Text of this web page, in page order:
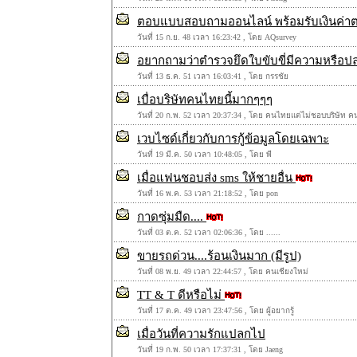
ตอบแบบสอบถามออนไลน์ พร้อมรับเงินค่า
วันที่ 15 ก.ย. 48 เวลา 16:23:42 , โดย AQsurvey
อยากถามว่าตำรวจยึดใบขับขี่มีความหรือป
วันที่ 13 ธ.ค. 51 เวลา 16:03:41 , โดย กรรชัย
เบื่อบริษัทคนไทยนี้มากๆๆๆ
วันที่ 20 ก.พ. 52 เวลา 20:37:34 , โดย คนไทยแต่ไม่ชอบบริษัท ค
เวบไซด์เกี่ยวกับการกู้ข้อมูลโดยเฉพาะ
วันที่ 19 มี.ค. 50 เวลา 10:48:05 , โดย พี
เมื่อแฟนชอบส่ง sms ให้ชายอื่น
วันที่ 16 พ.ค. 53 เวลา 21:18:52 , โดย pon
กาดซุ่มมืด....
วันที่ 03 ต.ค. 52 เวลา 02:06:36 , โดย ......
ขายรถด่วน....ร้อนเงินมาก (มีรูป)
วันที่ 08 พ.ย. 49 เวลา 22:44:57 , โดย คนเชียงใหม่
TT & T ดีหรือไม่
วันที่ 17 ต.ค. 49 เวลา 23:47:56 , โดย ผู้อยากรู้
เมื่อวันที่ความรักแปลกไป
วันที่ 19 ก.พ. 50 เวลา 17:37:31 , โดย Jaeng